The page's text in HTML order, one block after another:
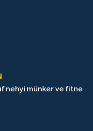
nehyi münker ve fitne